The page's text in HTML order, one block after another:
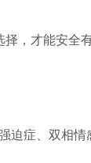
，才能安全
迫症、双相情